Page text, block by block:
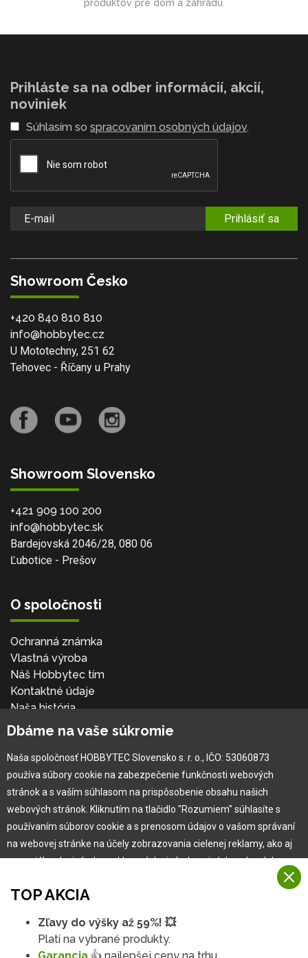
produktov pre dom a záhradu.
Prihláste sa na odber informácií, akcií,
noviniek
Súhlasím so spracovaním osobných údajov.
Prihlásiť sa
Showroom Česko
+420 840 810 810
info@hobbytec.cz
U Mototechny, 251 62
Tehovec - Říčany u Prahy
Showroom Slovensko
+421 909 100 200
info@hobbytec.sk
Bardejovská 2046/28, 080 06
Ľubotice - Prešov
O spoločnosti
Ochranná známka
Vlastná výroba
Náš Hobbytec tím
Kontaktné údaje
Naša história
Kariéra
Pre zákazníka
Garancia najlepšej ceny
Užívateľský manuál
Obchodné podmienky
Zákazník & partner
Novinky
TOP AKCIA
Zľavy do výšky až 59%! 💥
Platí na vybrané produkty.
Dbáme na vaše súkromie
Naša spoločnosť HOBBYTEC Slovensko s. r. o., IČO: 53060873
používa súbory cookie na zabezpečenie funkčnosti webových
stránok a s vaším súhlasom na prispôsobenie obsahu našich
webových stránok. Kliknutím na tlačidlo "Rozumiem" súhlasíte s
používaním súborov cookie a s prenosom údajov o vašom správaní
na webovej stránke na účely zobrazovania cielenej reklamy, ako aj
na sociálnych sieťach a reklamných sieťach na iných webových
Viac informácií
Na našich webových stránkach používame niekoľko kategórií
Rozumiem